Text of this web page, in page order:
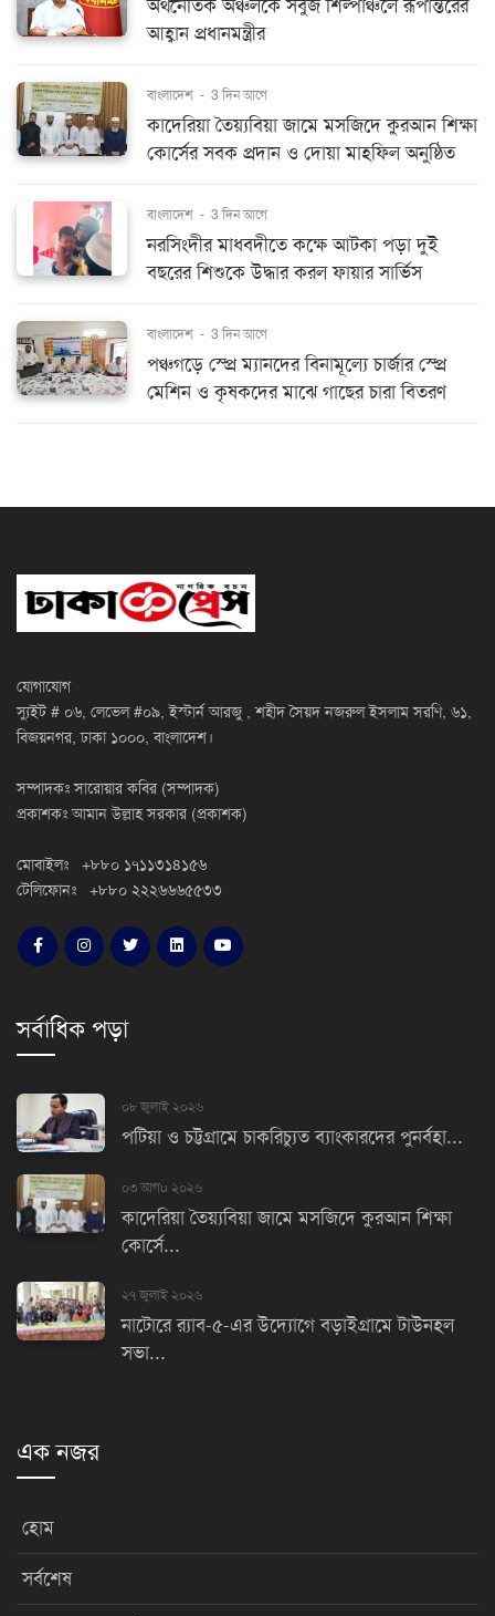
অর্থনৈতিক অঞ্চলকে সবুজ শিল্পাঞ্চলে রূপান্তরের
আহ্বান প্রধানমন্ত্রীর
বাংলাদেশ - 3 দিন আগে
কাদেরিয়া তৈয়্যবিয়া জামে মসজিদে কুরআন শিক্ষা
কোর্সের সবক প্রদান ও দোয়া মাহফিল অনুষ্ঠিত
বাংলাদেশ - 3 দিন আগে
নরসিংদীর মাধবদীতে কক্ষে আটকা পড়া দুই
বছরের শিশুকে উদ্ধার করল ফায়ার সার্ভিস
বাংলাদেশ - 3 দিন আগে
পঞ্চগড়ে স্প্রে ম্যানদের বিনামূল্যে চার্জার স্প্রে
মেশিন ও কৃষকদের মাঝে গাছের চারা বিতরণ
যোগাযোগ
স্যুইট # ০৬, লেভেল #০৯, ইস্টার্ন আরজু , শহীদ সৈয়দ নজরুল ইসলাম সরণি, ৬১,
বিজয়নগর, ঢাকা ১০০০, বাংলাদেশ।
সম্পাদকঃ সারোয়ার কবির (সম্পাদক)
প্রকাশকঃ আমান উল্লাহ সরকার (প্রকাশক)
মোবাইলঃ +৮৮০ ১৭১১৩১৪১৫৬
টেলিফোনঃ +৮৮০ ২২২৬৬৬৫৫৩৩
সর্বাধিক পড়া
০৮ জুলাই ২০২৬
পটিয়া ও চট্টগ্রামে চাকরিচ্যুত ব্যাংকারদের পুনর্বহা...
০৩ আগu ২০২৬
কাদেরিয়া তৈয়্যবিয়া জামে মসজিদে কুরআন শিক্ষা
কোর্সে...
২৭ জুলাই ২০২৬
নাটোরে র‌্যাব-৫-এর উদ্যোগে বড়াইগ্রামে টাউনহল
সভা...
এক নজর
হোম
সর্বশেষ